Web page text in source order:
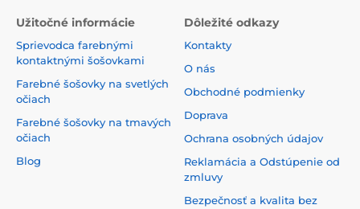
Užitočné informácie
Sprievodca farebnými
kontaktnými šošovkami
Farebné šošovky na svetlých
očiach
Farebné šošovky na tmavých
očiach
Blog
Dôležité odkazy
Kontakty
O nás
Obchodné podmienky
Doprava
Ochrana osobných údajov
Reklamácia a Odstúpenie od
zmluvy
Bezpečnosť a kvalita bez